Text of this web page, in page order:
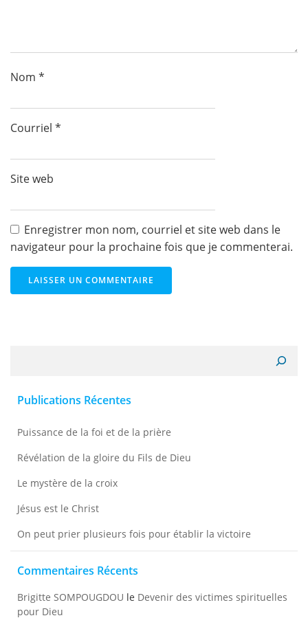
Nom *
Courriel *
Site web
Enregistrer mon nom, courriel et site web dans le
navigateur pour la prochaine fois que je commenterai.
Publications Récentes
Puissance de la foi et de la prière
Révélation de la gloire du Fils de Dieu
Le mystère de la croix
Jésus est le Christ
On peut prier plusieurs fois pour établir la victoire
Commentaires Récents
Brigitte SOMPOUGDOU le Devenir des victimes spirituelles
pour Dieu